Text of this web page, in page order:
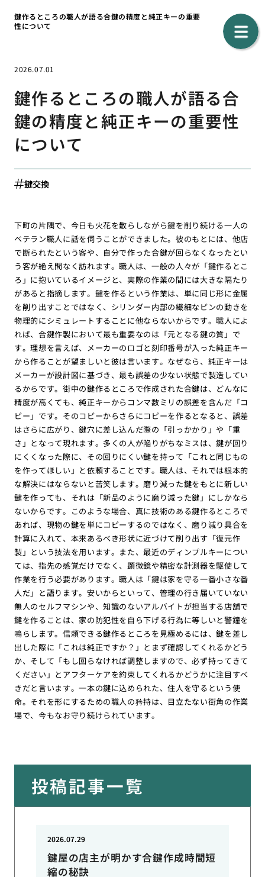
鍵作るところの職人が語る合鍵の精度と純正キーの重要
性について
2026.07.01
鍵作るところの職人が語る合
鍵の精度と純正キーの重要性
について
鍵交換
下町の片隅で、今日も火花を散らしながら鍵を削り続ける一人の
ベテラン職人に話を伺うことができました。彼のもとには、他店
で断られたという客や、自分で作った合鍵が回らなくなったとい
う客が絶え間なく訪れます。職人は、一般の人々が「鍵作るとこ
ろ」に抱いているイメージと、実際の作業の間には大きな隔たり
があると指摘します。鍵を作るという作業は、単に同じ形に金属
を削り出すことではなく、シリンダー内部の繊細なピンの動きを
物理的にシミュレートすることに他ならないからです。職人によ
れば、合鍵作製において最も重要なのは「元となる鍵の質」で
す。理想を言えば、メーカーのロゴと刻印番号が入った純正キー
から作ることが望ましいと彼は言います。なぜなら、純正キーは
メーカーが設計図に基づき、最も誤差の少ない状態で製造してい
るからです。街中の鍵作るところで作成された合鍵は、どんなに
精度が高くても、純正キーからコンマ数ミリの誤差を含んだ「コ
ピー」です。そのコピーからさらにコピーを作るとなると、誤差
はさらに広がり、鍵穴に差し込んだ際の「引っかかり」や「重
さ」となって現れます。多くの人が陥りがちなミスは、鍵が回り
にくくなった際に、その回りにくい鍵を持って「これと同じもの
を作ってほしい」と依頼することです。職人は、それでは根本的
な解決にはならないと苦笑します。磨り減った鍵をもとに新しい
鍵を作っても、それは「新品のように磨り減った鍵」にしかなら
ないからです。このような場合、真に技術のある鍵作るところで
あれば、現物の鍵を単にコピーするのではなく、磨り減り具合を
計算に入れて、本来あるべき形状に近づけて削り出す「復元作
製」という技法を用います。また、最近のディンプルキーについ
ては、指先の感覚だけでなく、顕微鏡や精密な計測器を駆使して
作業を行う必要があります。職人は「鍵は家を守る一番小さな番
人だ」と語ります。安いからといって、管理の行き届いていない
無人のセルフマシンや、知識のないアルバイトが担当する店舗で
鍵を作ることは、家の防犯性を自ら下げる行為に等しいと警鐘を
鳴らします。信頼できる鍵作るところを見極めるには、鍵を差し
出した際に「これは純正ですか？」とまず確認してくれるかどう
か、そして「もし回らなければ調整しますので、必ず持ってきて
ください」とアフターケアを約束してくれるかどうかに注目すべ
きだと言います。一本の鍵に込められた、住人を守るという使
命。それを形にするための職人の矜持は、目立たない街角の作業
場で、今もなお守り続けられています。
投稿記事一覧
鍵屋の店主が明かす合鍵作成時間短
縮の秘訣
2026.07.29